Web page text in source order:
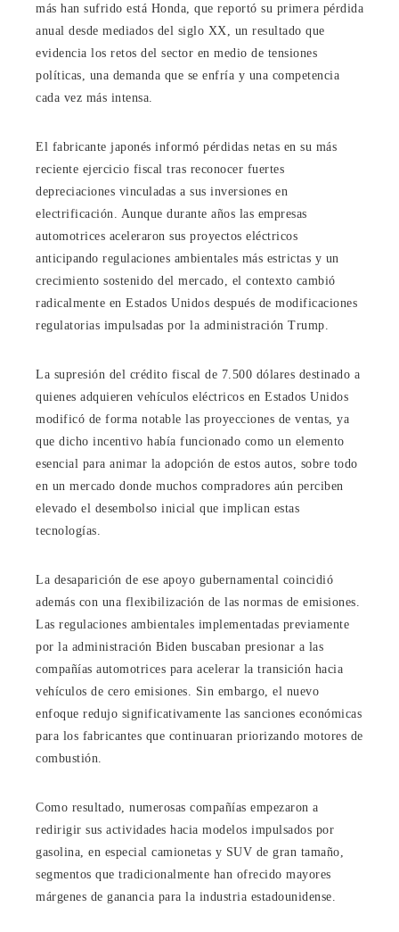
más han sufrido está Honda, que reportó su primera pérdida
anual desde mediados del siglo XX, un resultado que
evidencia los retos del sector en medio de tensiones
políticas, una demanda que se enfría y una competencia
cada vez más intensa.
El fabricante japonés informó pérdidas netas en su más
reciente ejercicio fiscal tras reconocer fuertes
depreciaciones vinculadas a sus inversiones en
electrificación. Aunque durante años las empresas
automotrices aceleraron sus proyectos eléctricos
anticipando regulaciones ambientales más estrictas y un
crecimiento sostenido del mercado, el contexto cambió
radicalmente en Estados Unidos después de modificaciones
regulatorias impulsadas por la administración Trump.
La supresión del crédito fiscal de 7.500 dólares destinado a
quienes adquieren vehículos eléctricos en Estados Unidos
modificó de forma notable las proyecciones de ventas, ya
que dicho incentivo había funcionado como un elemento
esencial para animar la adopción de estos autos, sobre todo
en un mercado donde muchos compradores aún perciben
elevado el desembolso inicial que implican estas
tecnologías.
La desaparición de ese apoyo gubernamental coincidió
además con una flexibilización de las normas de emisiones.
Las regulaciones ambientales implementadas previamente
por la administración Biden buscaban presionar a las
compañías automotrices para acelerar la transición hacia
vehículos de cero emisiones. Sin embargo, el nuevo
enfoque redujo significativamente las sanciones económicas
para los fabricantes que continuaran priorizando motores de
combustión.
Como resultado, numerosas compañías empezaron a
redirigir sus actividades hacia modelos impulsados por
gasolina, en especial camionetas y SUV de gran tamaño,
segmentos que tradicionalmente han ofrecido mayores
márgenes de ganancia para la industria estadounidense.